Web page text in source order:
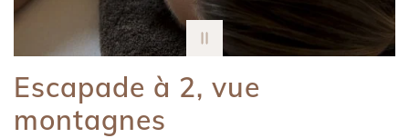
Escapade à 2, vue
montagnes